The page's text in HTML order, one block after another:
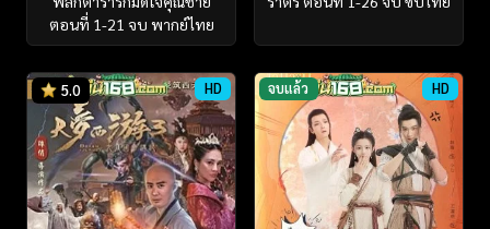
ตอนที่ 1-21 จบ พากย์ไทย
5.0 HD จบแล้ว HD